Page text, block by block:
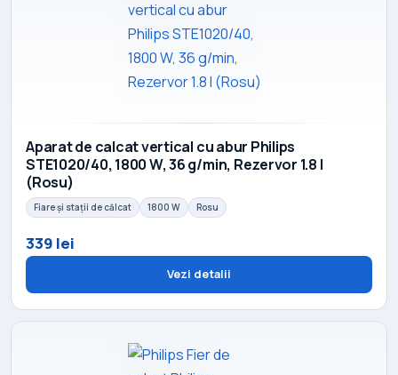
Aparat de calcat vertical cu abur Philips
STE1020/40, 1800 W, 36 g/min, Rezervor 1.8 l
(Rosu)
Fiare și stații de călcat 1800 W Rosu
339 lei
Vezi detalii